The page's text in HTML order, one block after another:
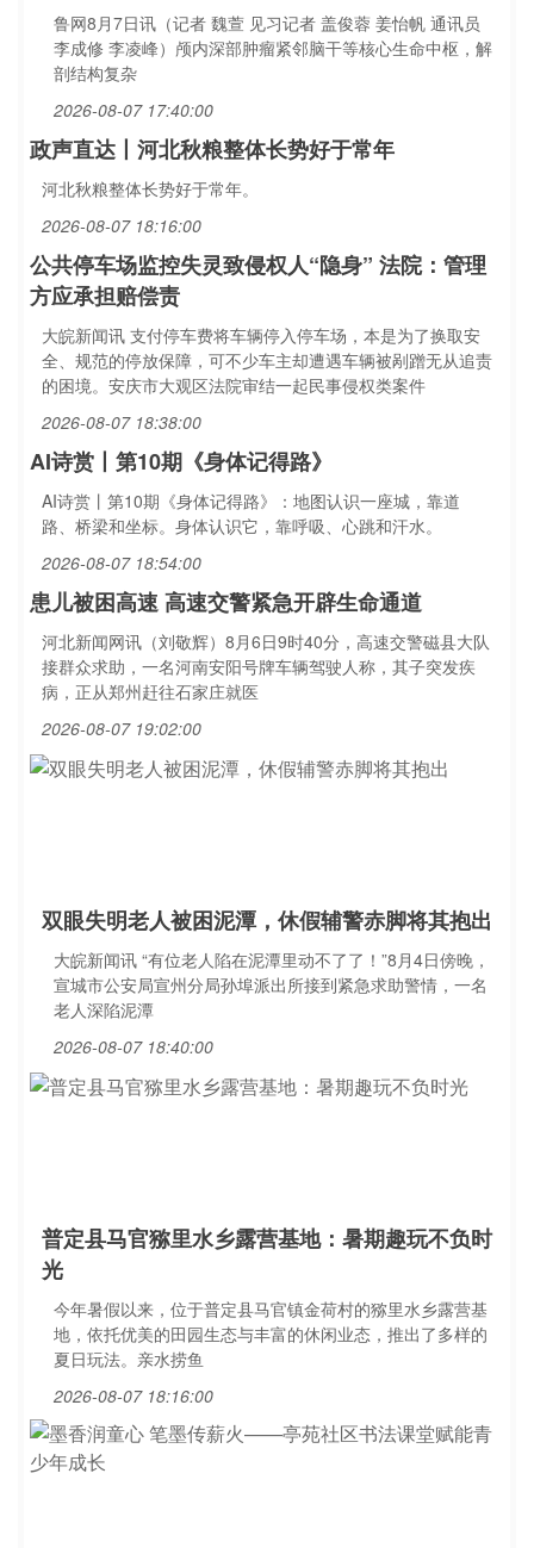
鲁网8月7日讯（记者 魏萱 见习记者 盖俊蓉 姜怡帆 通讯员
李成修 李凌峰）颅内深部肿瘤紧邻脑干等核心生命中枢，解
剖结构复杂
2026-08-07 17:40:00
政声直达丨河北秋粮整体长势好于常年
河北秋粮整体长势好于常年。
2026-08-07 18:16:00
公共停车场监控失灵致侵权人“隐身” 法院：管理
方应承担赔偿责
大皖新闻讯 支付停车费将车辆停入停车场，本是为了换取安
全、规范的停放保障，可不少车主却遭遇车辆被剐蹭无从追责
的困境。安庆市大观区法院审结一起民事侵权类案件
2026-08-07 18:38:00
AI诗赏丨第10期《身体记得路》
AI诗赏丨第10期《身体记得路》：地图认识一座城，靠道
路、桥梁和坐标。身体认识它，靠呼吸、心跳和汗水。
2026-08-07 18:54:00
患儿被困高速 高速交警紧急开辟生命通道
河北新闻网讯（刘敬辉）8月6日9时40分，高速交警磁县大队
接群众求助，一名河南安阳号牌车辆驾驶人称，其子突发疾
病，正从郑州赶往石家庄就医
2026-08-07 19:02:00
双眼失明老人被困泥潭，休假辅警赤脚将其抱出
大皖新闻讯 “有位老人陷在泥潭里动不了了！”8月4日傍晚，
宣城市公安局宣州分局孙埠派出所接到紧急求助警情，一名
老人深陷泥潭
2026-08-07 18:40:00
普定县马官猕里水乡露营基地：暑期趣玩不负时
光
今年暑假以来，位于普定县马官镇金荷村的猕里水乡露营基
地，依托优美的田园生态与丰富的休闲业态，推出了多样的
夏日玩法。亲水捞鱼
2026-08-07 18:16:00